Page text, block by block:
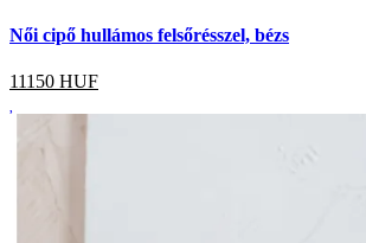
Női cipő hullámos felsőrésszel, bézs
11150 HUF